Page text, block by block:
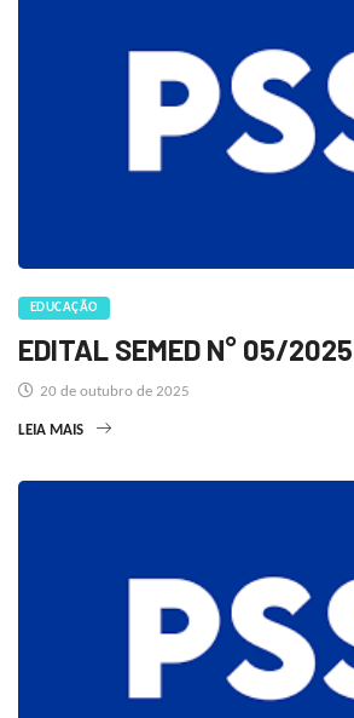
EDUCAÇÃO
EDITAL SEMED N° 05/
20 de outubro de 2025
LEIA MAIS